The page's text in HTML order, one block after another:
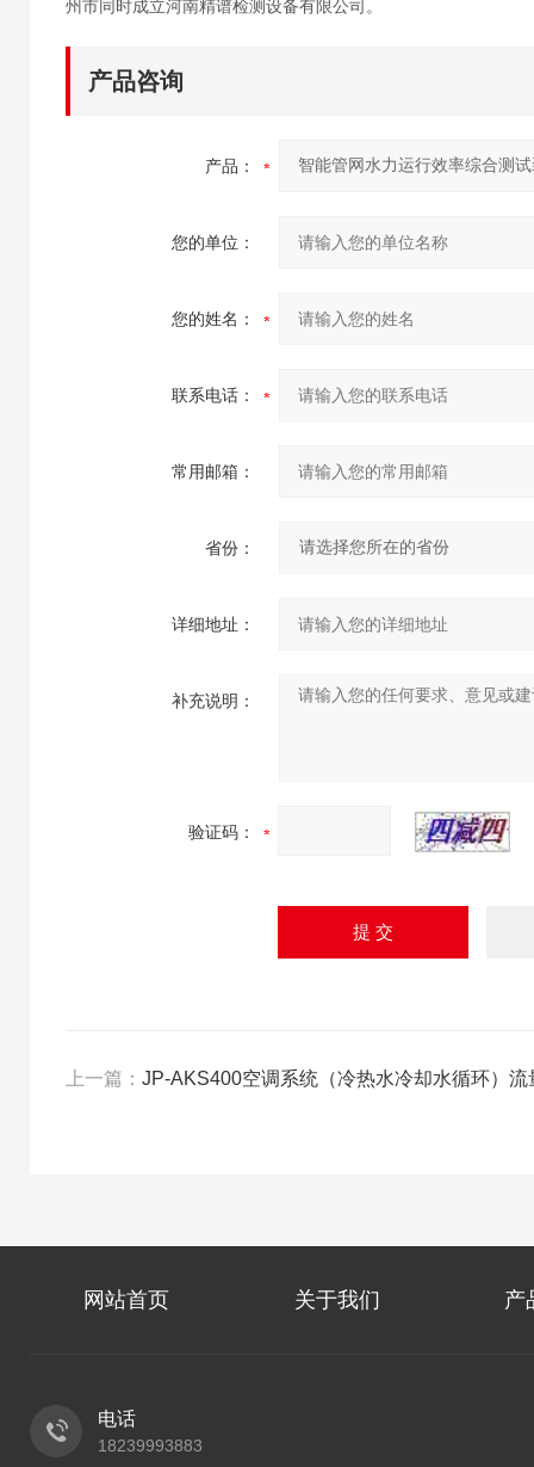
州市同时成立河南精谱检测设备有限公司。
产品咨询
产品：
您的单位：
您的姓名：
联系电话：
常用邮箱：
省份：
详细地址：
补充说明：
验证码：
上一篇： JP-AKS400空调系统（冷热水冷却水循环）流
网站首页 关于我们 产
电话
18239993883